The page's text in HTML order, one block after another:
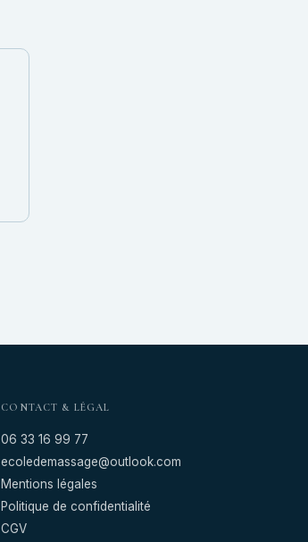
CONTACT & LÉGAL
06 33 16 99 77
ecoledemassage@outlook.com
Mentions légales
Politique de confidentialité
CGV